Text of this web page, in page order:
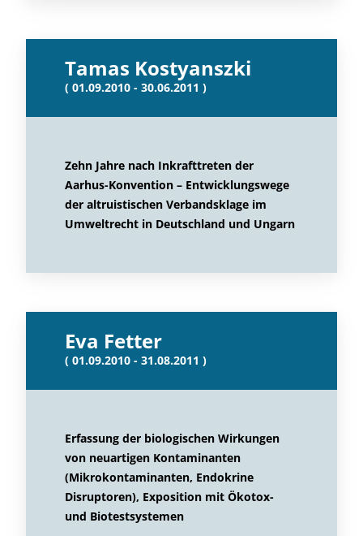
Tamas Kostyanszki
( 01.09.2010 - 30.06.2011 )
Zehn Jahre nach Inkrafttreten der
Aarhus-Konvention – Entwicklungswege
der altruistischen Verbandsklage im
Umweltrecht in Deutschland und Ungarn
Eva Fetter
( 01.09.2010 - 31.08.2011 )
Erfassung der biologischen Wirkungen
von neuartigen Kontaminanten
(Mikrokontaminanten, Endokrine
Disruptoren), Exposition mit Ökotox-
und Biotestsystemen